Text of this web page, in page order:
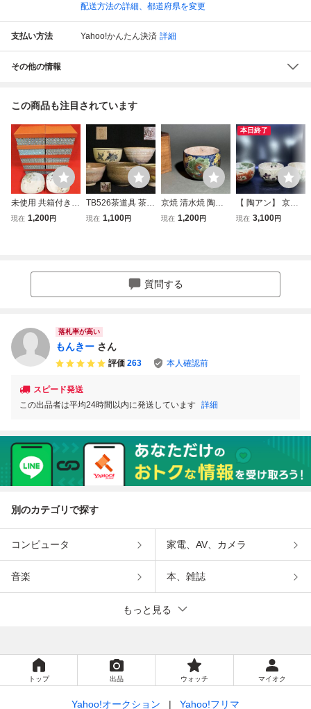
配送方法の詳細、都道府県を変更
支払い方法 Yahoo!かんたん決済 詳細
その他の情報
この商品も注目されています
未使用 共箱付き
京焼 清水焼 陶あ
現在 1,200円
TB526茶道具 茶碗
5点◇陶印有/京焼/
古道具タグボート
現在 1,100円
京焼 清水焼 陶あ
ん 色絵 蓮 茶碗 深
現在 1,200円
本日終了
【 陶アン】 京焼
清水焼 抹茶碗 和
現在 3,100円
質問する
落札率が高い
もんきー さん
評価 263 本人確認前
スピード発送
この出品者は平均24時間以内に発送しています 詳細
別のカテゴリで探す
コンピュータ 家電、AV、カメラ
音楽 本、雑誌
もっと見る
トップ 出品 ウォッチ マイオク
Yahoo!オークション Yahoo!フリマ